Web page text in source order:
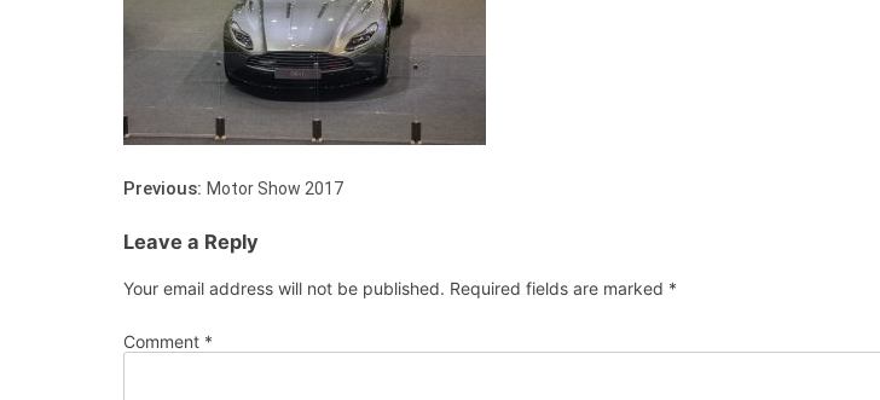
Previous: Motor Show 2017
Leave a Reply
Your email address will not be published. Required fields are marked *
Comment *